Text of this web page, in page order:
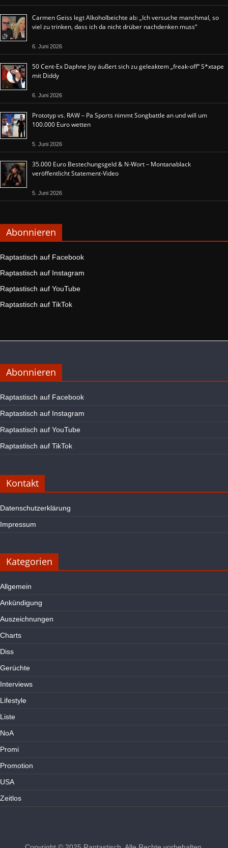
Carmen Geiss legt Alkoholbeichte ab: „Ich versuche manchmal, so
viel zu trinken, dass ich da nicht drüber nachdenken muss“
6. Juni 2026
50 Cent-Ex Daphne Joy äußert sich zu geleaktem „freak-off“ S*xtape
mit Diddy
6. Juni 2026
Prototyp vs. RAW – Pa Sports nimmt Songbattle an und will um
100.000 Euro wetten
5. Juni 2026
35.000 Euro Bestechungsgeld & N-Wort – Montanablack
veröffentlicht Statement-Video
5. Juni 2026
Abonnieren
Raptastisch auf Facebook
Raptastisch auf Instagram
Raptastisch auf YouTube
Raptastisch auf TikTok
Abonnieren
Raptastisch auf Facebook
Raptastisch auf Instagram
Raptastisch auf YouTube
Raptastisch auf TikTok
Kontakt
Datenschutzerklärung
Impressum
Kategorien
Allgemein
Ankündigung
Auszeichnungen
Charts
Diss
Gerüchte
Interviews
Lifestyle
Liste
NoA
Promi
Promotion
USA
Zeitlos